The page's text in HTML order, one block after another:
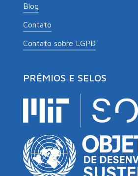
Blog
Contato
Contato sobre LGPD
PRÊMIOS E SELOS